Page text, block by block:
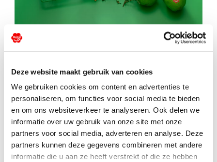
Deze website maakt gebruik van cookies
We gebruiken cookies om content en advertenties te
personaliseren, om functies voor social media te bieden
en om ons websiteverkeer te analyseren. Ook delen we
informatie over uw gebruik van onze site met onze
partners voor social media, adverteren en analyse. Deze
partners kunnen deze gegevens combineren met andere
informatie die u aan ze heeft verstrekt of die ze hebben
Krostini maizītes ar Migo®
sieru